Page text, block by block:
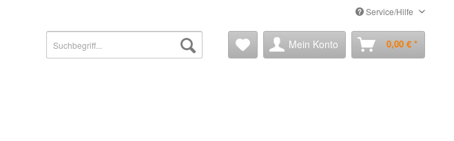
Service/Hilfe
Mein Konto 0,00 € *